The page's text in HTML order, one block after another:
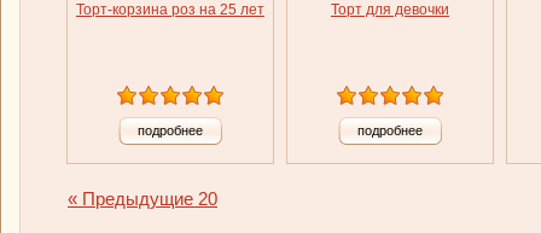
Торт-корзина роз на 25 лет
подробнее
Торт для девочки
подробнее
« Предыдущие 20